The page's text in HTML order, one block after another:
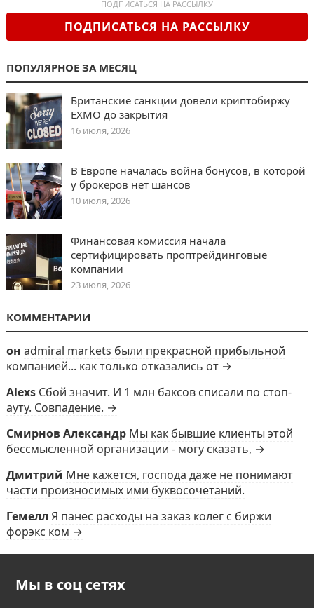
ПОДПИСАТЬСЯ НА РАССЫЛКУ
ПОДПИСАТЬСЯ НА РАССЫЛКУ
ПОПУЛЯРНОЕ ЗА МЕСЯЦ
Британские санкции довели криптобиржу
EXMO до закрытия
16 июля, 2026
В Европе началась война бонусов, в которой
у брокеров нет шансов
10 июля, 2026
Финансовая комиссия начала
сертифицировать проптрейдинговые
компании
23 июля, 2026
КОММЕНТАРИИ
он admiral markets были прекрасной прибыльной
компанией... как только отказались от →
Alexs Сбой значит. И 1 млн баксов списали по стоп-
ауту. Совпадение. →
Смирнов Александр Мы как бывшие клиенты этой
бессмысленной организации - могу сказать, →
Дмитрий Мне кажется, господа даже не понимают
части произносимых ими буквосочетаний.
Гемелл Я панес расходы на заказ колег с биржи
форэкс ком →
Мы в соц сетях